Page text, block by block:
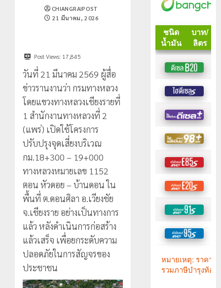
CHIANGRAIPOST
21 มีนาคม, 2026
Post Views: 17,845
วันที่ 21 มีนาคม 2569 ผู้สื่อ
ข่าวรานงานว่า กรมทางหลวง
โดยแขวงทางหลวงเชียงรายที่
1 สำนักงานทางหลวงที่ 2
(แพร่) เปิดใช้โครงการ
ปรับปรุงจุดเสี่ยงบริเวณ
กม.18+300 – 19+000
ทางหลวงหมายเลข 1152
ตอน หัวดอย – บ้านดอน ใน
พื้นที่ ต.ดอนศิลา อ.เวียงชัย
จ.เชียงราย อย่างเป็นทางการ
แล้ว หลังดำเนินการก่อสร้าง
แล้วเสร็จ เพื่อยกระดับความ
ปลอดภัยในการสัญจรของ
ประชาชน